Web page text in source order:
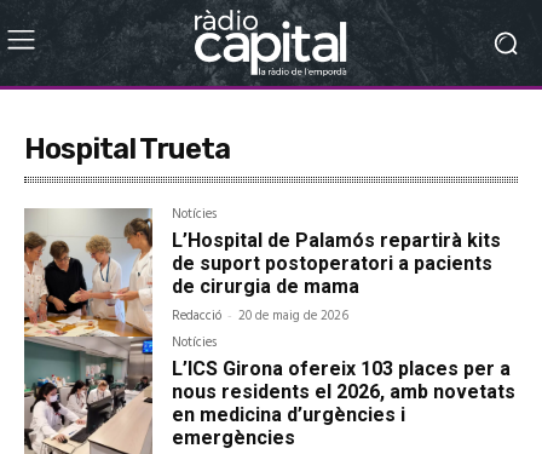
Hospital Trueta
Notícies
L’Hospital de Palamós repartirà kits
de suport postoperatori a pacients
de cirurgia de mama
Redacció - 20 de maig de 2026
Notícies
L’ICS Girona ofereix 103 places per a
nous residents el 2026, amb novetats
en medicina d’urgències i
emergències